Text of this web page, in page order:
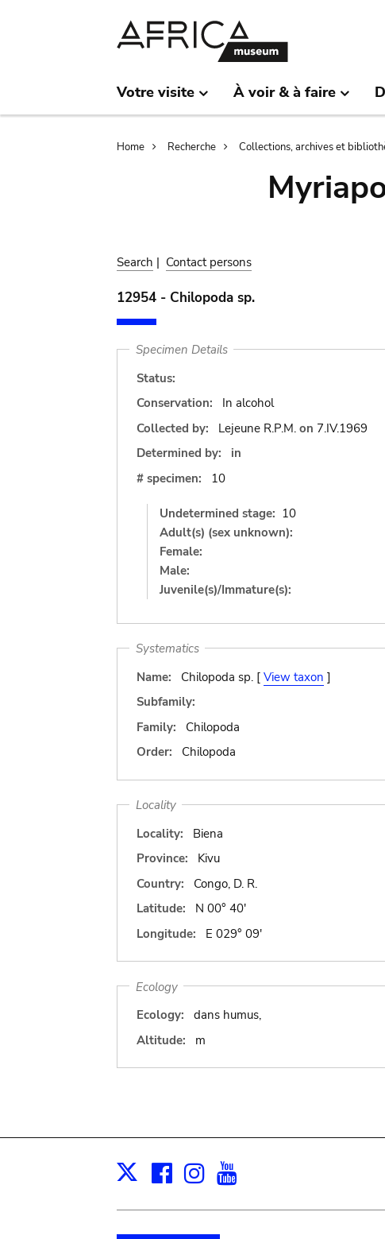
Votre visite À voir & à faire
Breadcrumb
Home Recherche Collections, archives et
Search | Contact persons
12954 - Chilopoda sp.
Specimen Details
Status:
Conservation:
In alcohol
Collected by:
Lejeune R.P.M. on 7.IV.1969
Determined by:
in
# specimen:
10
Undetermined stage: 10
Adult(s) (sex unknown):
Female:
Male:
Juvenile(s)/Immature(s):
Systematics
Name:
Chilopoda sp. [ View taxon ]
Subfamily:
Family:
Chilopoda
Order:
Chilopoda
Locality
Locality:
Biena
Province:
Kivu
Country:
Congo, D. R.
Latitude:
N 00° 40'
Longitude:
E 029° 09'
Ecology
Ecology:
dans humus,
Altitude:
m
X Facebook
Instagram